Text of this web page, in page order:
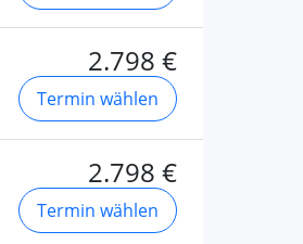
2.798 €
Termin wählen
2.798 €
Termin wählen